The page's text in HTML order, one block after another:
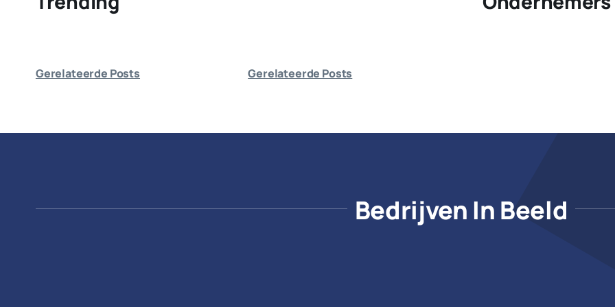
Gerelateerde Posts Gerelateerde Posts
Bedrijven In Beeld